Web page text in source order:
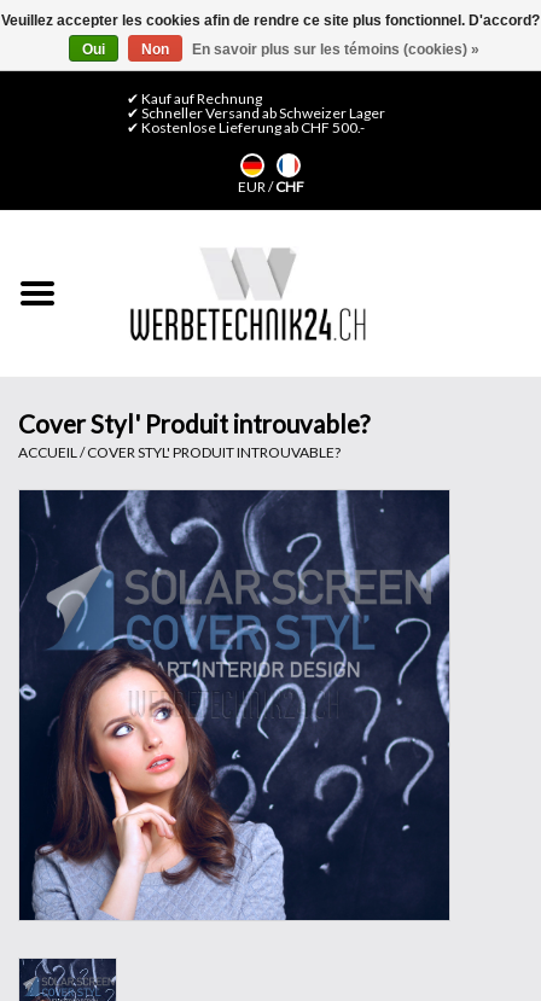
0 Articles - CHF 0,00
✔ Kauf auf Rechnung
✔ Schneller Versand ab Schweizer Lager
✔ Kostenlose Lieferung ab CHF 500.-
EUR/CHF
Films de décoration
Finitions & Montage
Outillage
Technique
Cover Styl' Produit introuvable?
ACCUEIL /COVER STYL' PRODUIT INTROUVABLE?
Veuillez accepter les cookies afin de rendre ce site plus fonctionnel. D'accord?
Oui
Non En savoir plus sur les témoins (cookies) »